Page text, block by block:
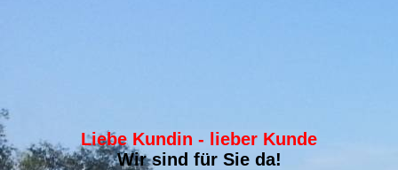
Liebe Kundin - lieber Kunde
Wir sind für Sie da!